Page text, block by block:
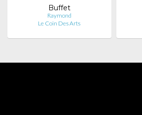
Buffet
Raymond
Le Coin Des Arts